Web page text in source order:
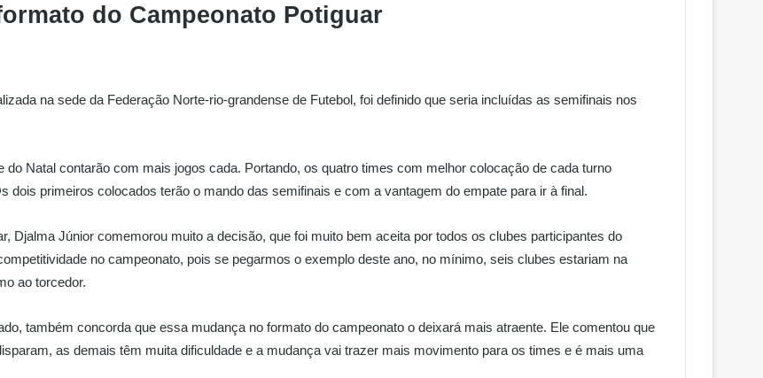
do Campeonato Potiguar
na sede da Federação Norte-rio-grandense de Futebol, foi definido que seria incluídas as semifinais nos
Natal contarão com mais jogos cada. Portando, os quatro times com melhor colocação de cada turno
dois primeiros colocados terão o mando das semifinais e com a vantagem do empate para ir à final.
Djalma Júnior comemorou muito a decisão, que foi muito bem aceita por todos os clubes participantes do
no campeonato, pois se pegarmos o exemplo deste ano, no mínimo, seis clubes estariam na
ao torcedor.
também concorda que essa mudança no formato do campeonato o deixará mais atraente. Ele comentou que
as demais têm muita dificuldade e a mudança vai trazer mais movimento para os times e é mais uma